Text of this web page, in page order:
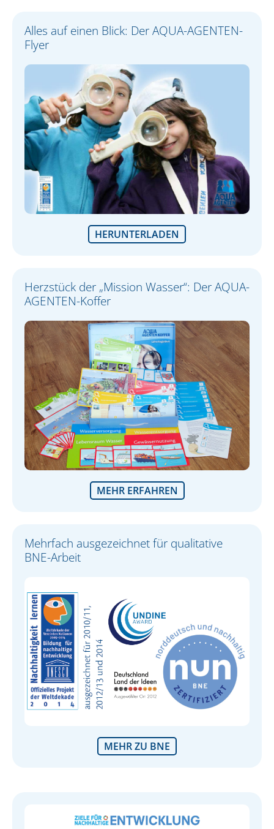
Alles auf einen Blick: Der AQUA-AGENTEN-
Flyer
HERUNTERLADEN
Herzstück der „Mission Wasser“: Der AQUA-
AGENTEN-Koffer
MEHR ERFAHREN
Mehrfach ausgezeichnet für qualitative
BNE-Arbeit
MEHR ZU BNE